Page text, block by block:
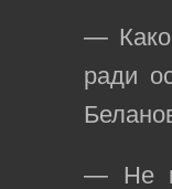
—
ради
— Не